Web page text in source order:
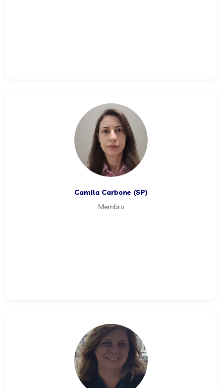
Camila Carbone (SP)
Membro